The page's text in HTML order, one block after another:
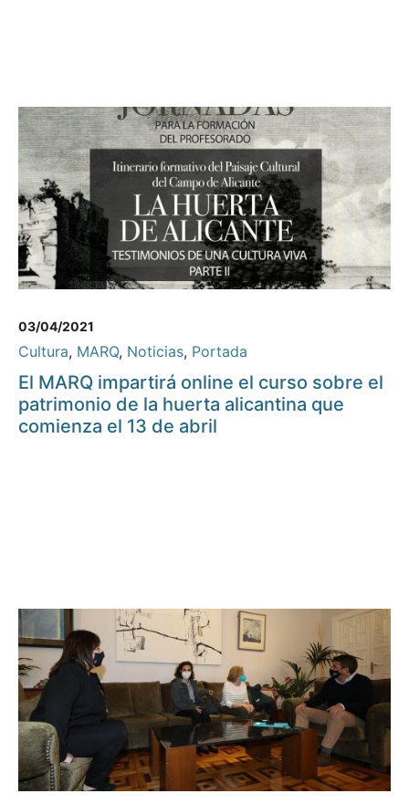
03/04/2021
Cultura, MARQ, Noticias, Portada
El MARQ impartirá online el curso sobre el
patrimonio de la huerta alicantina que
comienza el 13 de abril